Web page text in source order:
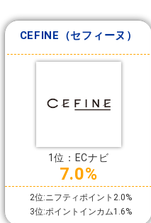
CEFINE（セフィーヌ）
1位：ECナビ
7.0%
2位:ニフティポイント2.0%
3位:ポイントインカム1.6%